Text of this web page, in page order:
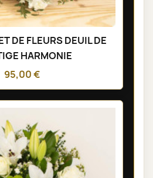
DE FLEURS DEUIL DE
HARMONIE
95,00 €